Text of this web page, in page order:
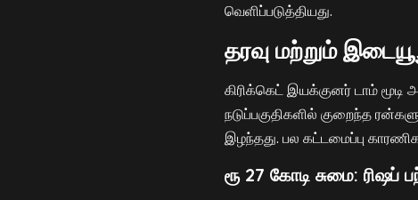
வெளிப்படுத்தியது.
தரவு மற்றும்
கிரிக்கெட் இயக்குனர் டாம் மூடி
நடுப்பகுதிகளில் குறைந்த
இழந்தது. பல கட்டமைப்பு
ரூ 27 கோடி சுமை: ரிஷப்